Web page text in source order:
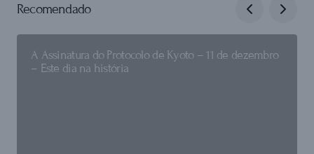
Recomendado
A Assinatura do Protocolo de Kyoto – 11 de dezembro
– Este dia na história